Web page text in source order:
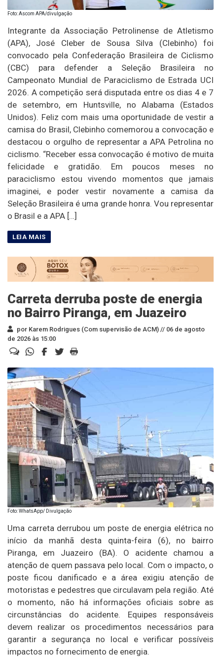
Foto: Ascom APA/divulgação
Integrante da Associação Petrolinense de Atletismo
(APA), José Cleber de Sousa Silva (Clebinho) foi
convocado pela Confederação Brasileira de Ciclismo
(CBC) para defender a Seleção Brasileira no
Campeonato Mundial de Paraciclismo de Estrada UCI
2026. A competição será disputada entre os dias 4 e 7
de setembro, em Huntsville, no Alabama (Estados
Unidos). Feliz com mais uma oportunidade de vestir a
camisa do Brasil, Clebinho comemorou a convocação e
destacou o orgulho de representar a APA Petrolina no
ciclismo. “Receber essa convocação é motivo de muita
felicidade e gratidão. Em poucos meses no
paraciclismo estou vivendo momentos que jamais
imaginei, e poder vestir novamente a camisa da
Seleção Brasileira é uma grande honra. Vou representar
o Brasil e a APA […]
Carreta derruba poste de energia
no Bairro Piranga, em Juazeiro
por Karem Rodrigues (Com supervisão de ACM) // 06 de agosto
de 2026 às 15:00
Foto: WhatsApp/ Divulgação
Uma carreta derrubou um poste de energia elétrica no
início da manhã desta quinta-feira (6), no bairro
Piranga, em Juazeiro (BA). O acidente chamou a
atenção de quem passava pelo local. Com o impacto, o
poste ficou danificado e a área exigiu atenção de
motoristas e pedestres que circulavam pela região. Até
o momento, não há informações oficiais sobre as
circunstâncias do acidente. Equipes responsáveis
devem realizar os procedimentos necessários para
garantir a segurança no local e verificar possíveis
impactos no fornecimento de energia.